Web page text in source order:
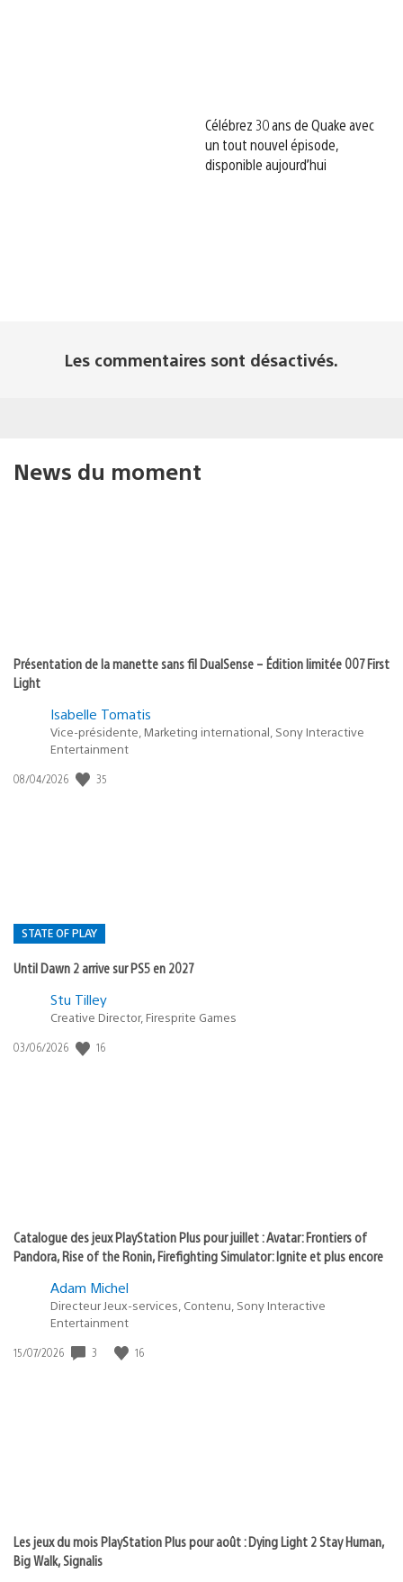
Célébrez 30 ans de Quake avec
un tout nouvel épisode,
disponible aujourd’hui
Les commentaires sont désactivés.
News du moment
Présentation de la manette sans fil DualSense – Édition limitée 007 First
Light
Isabelle Tomatis
Vice-présidente, Marketing international, Sony Interactive
Entertainment
Date
08/04/2026 35
STATE OF PLAY
Until Dawn 2 arrive sur PS5 en 2027
Postée
:
Stu Tilley
Creative Director, Firesprite Games
Date
03/06/2026 16
Catalogue des jeux PlayStation Plus pour juillet : Avatar: Frontiers of
Pandora, Rise of the Ronin, Firefighting Simulator: Ignite et plus encore
Adam Michel
Directeur Jeux-services, Contenu, Sony Interactive
Entertainment
Date
15/07/2026 3 16
Les jeux du mois PlayStation Plus pour août : Dying Light 2 Stay Human,
Big Walk, Signalis